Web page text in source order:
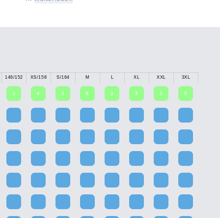
146/152 XS/158 S/164 M L XL XXL 3XL
3 4 3 6 3 3 5 5